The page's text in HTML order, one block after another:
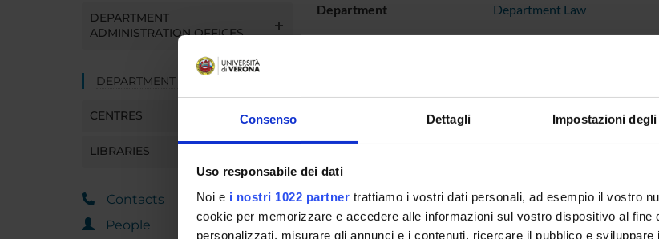
Consenso Dettagli Impostazioni
Uso responsabile dei dati
Noi e i nostri 1022 partner trattiamo i vostri dati personali, ad esempio il vostro
cookie per memorizzare e accedere alle informazioni sul vostro dispositivo al fine
personalizzati, misurare gli annunci e i contenuti, ricercare il pubblico e
DEPARTMENT
ADMINISTRATION OFFICES
DEPARTMENT FACILITIES
CENTRES
LIBRARIES
Contacts
People
Department Department Law
PLACES OF INTEREST